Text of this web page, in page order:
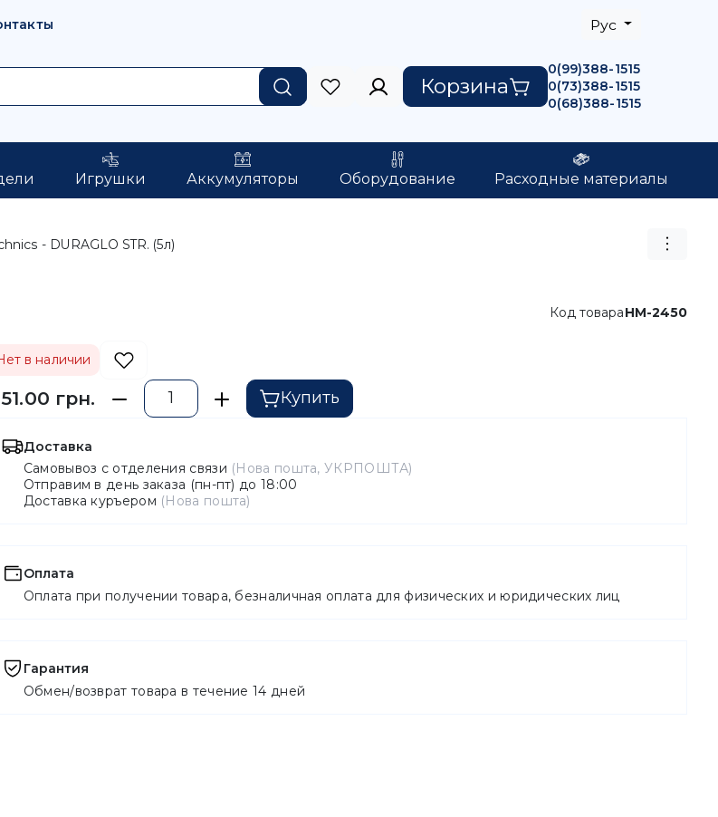
Рус
Корзина
0(99)388-1515
0(73)388-1515
0(68)388-1515
Игрушки Аккумуляторы Оборудование Расходные материалы
- DURAGLO STR. (5л)
Код товараHM-2450
в наличии
грн. Купить
Доставка
Самовывоз с отделения связи (Нова пошта, УКРПОШТА)
Отправим в день заказа (пн-пт) до 18:00
Доставка куръером (Нова пошта)
Оплата
Оплата при получении товара, безналичная оплата для физических и юридических лиц
Гарантия
Обмен/возврат товара в течение 14 дней